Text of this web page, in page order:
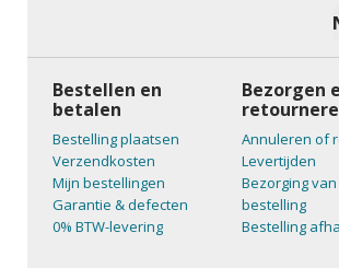
Bestellen en
betalen
Bestelling plaatsen
Verzendkosten
Mijn bestellingen
Garantie & defecten
0% BTW-levering
Bezorgen
Annuleren of
Levertijden
Bezorging van
bestelling
Bestelling